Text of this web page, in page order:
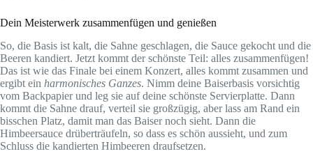
Dein Meisterwerk zusammenfügen und genießen
So, die Basis ist kalt, die Sahne geschlagen, die Sauce gekocht und die
Beeren kandiert. Jetzt kommt der schönste Teil: alles zusammenfügen!
Das ist wie das Finale bei einem Konzert, alles kommt zusammen und
ergibt ein harmonisches Ganzes. Nimm deine Baiserbasis vorsichtig
vom Backpapier und leg sie auf deine schönste Servierplatte. Dann
kommt die Sahne drauf, verteil sie großzügig, aber lass am Rand ein
bisschen Platz, damit man das Baiser noch sieht. Dann die
Himbeersauce drüberträufeln, so dass es schön aussieht, und zum
Schluss die kandierten Himbeeren draufsetzen.